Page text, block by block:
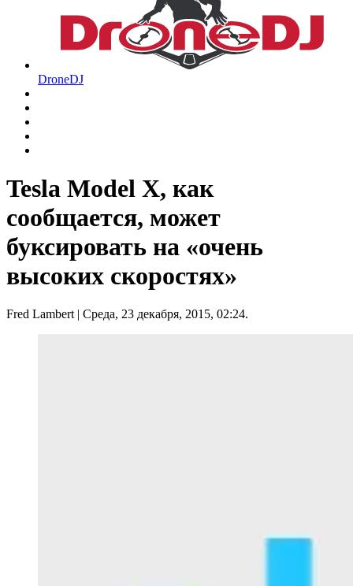
DroneDJ
Tesla Model X, как
сообщается, может
буксировать на «очень
высоких скоростях»
Fred Lambert| Среда, 23 декабря, 2015, 02:24.